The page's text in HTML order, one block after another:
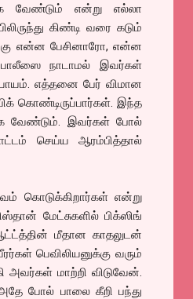
வேண்டும் என்று எல்லா
கிண்டி வரை கடும்
என்ன பேசினாரோ, என்ன
நாடாமல் இவர்கள்
எத்தனை பேர் விமான
கொண்டிருப்பார்கள். இந்த
வேண்டும். இவர்கள் போல்
செய்ய ஆரம்பித்தால்
கொடுக்கிறார்கள் என்று
மேட்சுகளில் பிக்ஸிங்
மீதான காதலுடன்
பெவிலியனுக்கு வரும்
அவர்கள் மாற்றி விடுவேன்.
போல் பாலை கீறி பந்து